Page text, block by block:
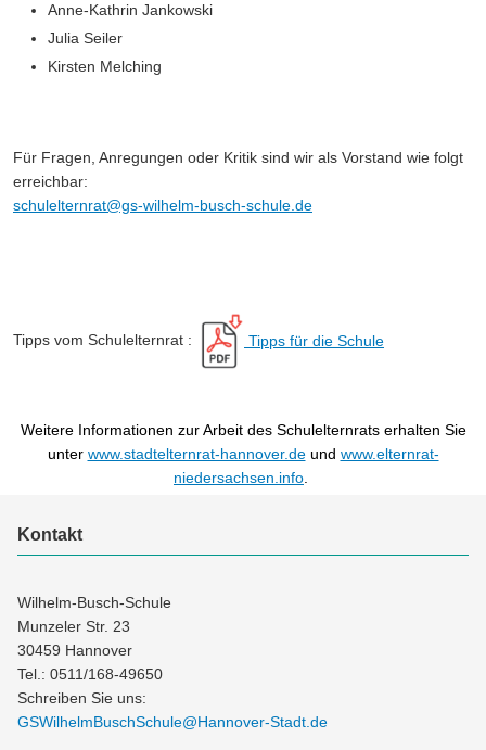
Anne-Kathrin Jankowski
Julia Seiler
Kirsten Melching
Für Fragen, Anregungen oder Kritik sind wir als Vorstand wie folgt
erreichbar:
schulelternrat@gs-wilhelm-busch-schule.de
Tipps vom Schulelternrat : Tipps für die Schule
Weitere Informationen zur Arbeit des Schulelternrats erhalten Sie
unter www.stadtelternrat-hannover.deund www.elternrat-
niedersachsen.info.
Kontakt
Wilhelm-Busch-Schule
Munzeler Str. 23
30459 Hannover
Tel.: 0511/168-49650
Schreiben Sie uns:
GSWilhelmBuschSchule@Hannover-Stadt.de